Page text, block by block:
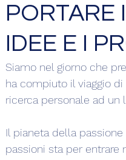
PORTARE
IDEE E I
Siamo nel giorno che
ha compiuto il viaggio
ricerca personale ad un
Il pianeta della passione
passioni sta per